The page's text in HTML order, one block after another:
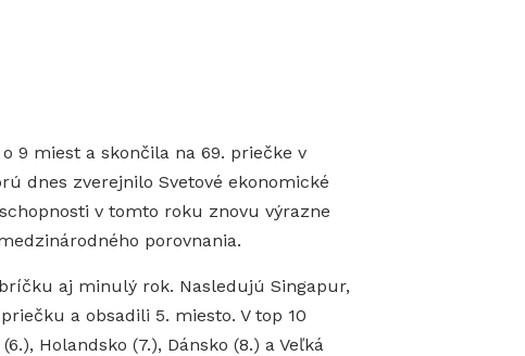
9 miest a skončila na 69. priečke v
dnes zverejnilo Svetové ekonomické
v tomto roku znovu výrazne
porovnania.
aj minulý rok. Nasledujú Singapur,
a obsadili 5. miesto. V top 10
Holandsko (7.), Dánsko (8.) a Veľká